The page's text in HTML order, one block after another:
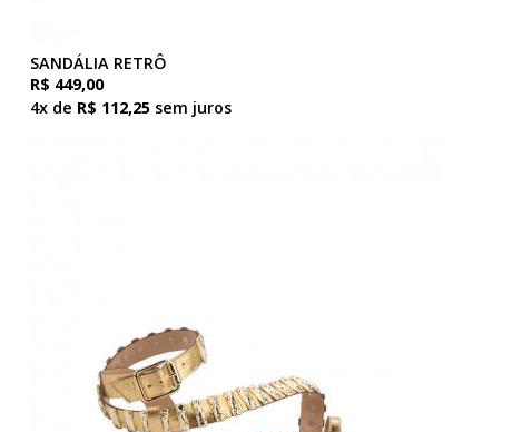
SANDÁLIA RETRÔ
R$ 449,00
4x de R$ 112,25 sem juros